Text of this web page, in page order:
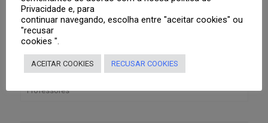
Aluno
Boletim
Agenda
Roteiros de Estudo
Responsáveis
Portal Web
Segunda Via de Boleto
Tutoriais
Aplicativo CNSG
Professores
Privacidade e, para
continuar navegando, escolha entre "aceitar cookies" ou
"recusar
cookies ".
ACEITAR COOKIES RECUSAR COOKIES